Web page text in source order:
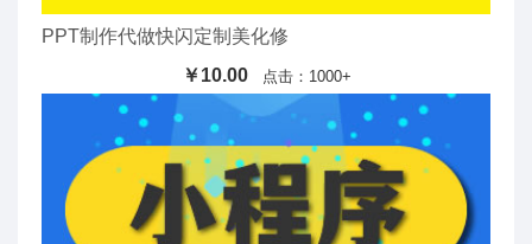
PPT制作代做快闪定制美化修
￥10.00
点击：1000+